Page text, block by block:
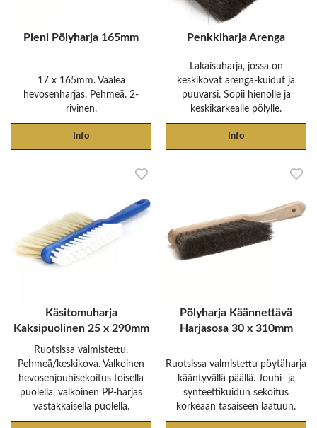
Pieni Pölyharja 165mm
17 x 165mm. Vaalea
hevosenharjas. Pehmeä. 2-
rivinen.
Info
Penkkiharja Arenga
Lakaisuharja, jossa on
keskikovat arenga-kuidut ja
puuvarsi. Sopii hienolle ja
keskikarkealle pölylle.
Info
Käsitomuharja
Kaksipuolinen 25 x 290mm
Ruotsissa valmistettu.
Pehmeä/keskikova. Valkoinen
hevosenjouhisekoitus toisella
puolella, valkoinen PP-harjas
vastakkaisella puolella.
Pölyharja Käännettävä
Harjasosa 30 x 310mm
Ruotsissa valmistettu pöytäharja
kääntyvällä päällä. Jouhi- ja
synteettikuidun sekoitus
korkeaan tasaiseen laatuun.